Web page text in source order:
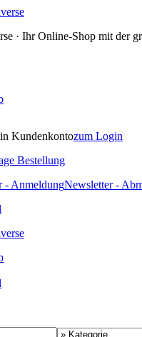
· Ihr Online-Shop mit der
Kundenkontozum Login
Bestellung
- AnmeldungNewsletter -